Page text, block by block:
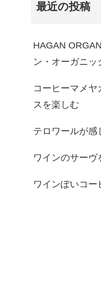
最近の投稿
HAGAN
ン・オーガニッ
コーヒーマメヤ
スを楽しむ
テロワールが感
ワインのサーヴ
ワインぽいコー